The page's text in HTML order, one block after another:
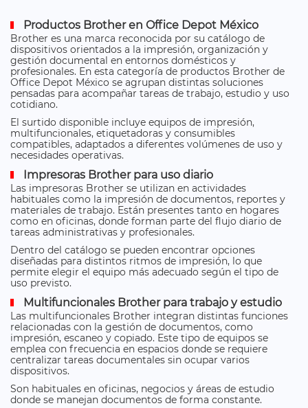
Productos Brother en Office Depot México
Brother es una marca reconocida por su catálogo de
dispositivos orientados a la impresión, organización y
gestión documental en entornos domésticos y
profesionales. En esta categoría de productos Brother de
Office Depot México se agrupan distintas soluciones
pensadas para acompañar tareas de trabajo, estudio y uso
cotidiano.
El surtido disponible incluye equipos de impresión,
multifuncionales, etiquetadoras y consumibles
compatibles, adaptados a diferentes volúmenes de uso y
necesidades operativas.
Impresoras Brother para uso diario
Las impresoras Brother se utilizan en actividades
habituales como la impresión de documentos, reportes y
materiales de trabajo. Están presentes tanto en hogares
como en oficinas, donde forman parte del flujo diario de
tareas administrativas y profesionales.
Dentro del catálogo se pueden encontrar opciones
diseñadas para distintos ritmos de impresión, lo que
permite elegir el equipo más adecuado según el tipo de
uso previsto.
Multifuncionales Brother para trabajo y estudio
Las multifuncionales Brother integran distintas funciones
relacionadas con la gestión de documentos, como
impresión, escaneo y copiado. Este tipo de equipos se
emplea con frecuencia en espacios donde se requiere
centralizar tareas documentales sin ocupar varios
dispositivos.
Son habituales en oficinas, negocios y áreas de estudio
donde se manejan documentos de forma constante.